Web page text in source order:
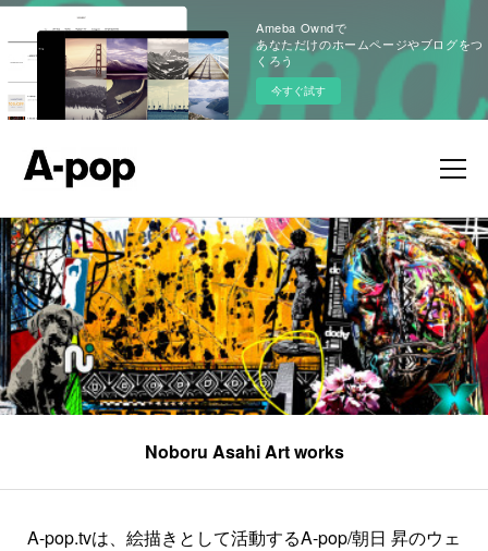
Ameba Owndで
あなただけのホームページやブログをつ
くろう
今すぐ試す
Noboru Asahi Art works
A-pop.tvは、絵描きとして活動するA-pop/朝日 昇のウェ